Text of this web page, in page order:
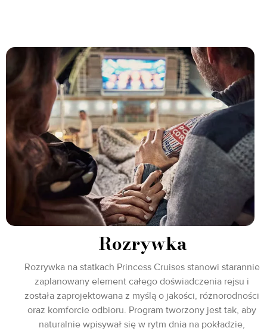
Rozrywka
Rozrywka na statkach Princess Cruises stanowi starannie
zaplanowany element całego doświadczenia rejsu i
została zaprojektowana z myślą o jakości, różnorodności
oraz komforcie odbioru. Program tworzony jest tak, aby
naturalnie wpisywał się w rytm dnia na pokładzie,